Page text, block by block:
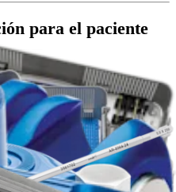
para el paciente